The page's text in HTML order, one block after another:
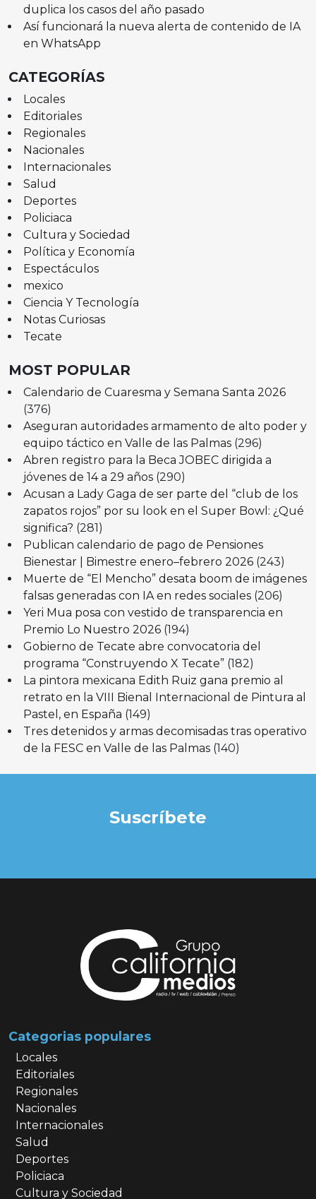
duplica los casos del año pasado
Así funcionará la nueva alerta de contenido de IA
en WhatsApp
CATEGORÍAS
Locales
Editoriales
Regionales
Nacionales
Internacionales
Salud
Deportes
Policiaca
Cultura y Sociedad
Política y Economía
Espectáculos
mexico
Ciencia Y Tecnología
Notas Curiosas
Tecate
MOST POPULAR
Calendario de Cuaresma y Semana Santa 2026
(376)
Aseguran autoridades armamento de alto poder y
equipo táctico en Valle de las Palmas (296)
Abren registro para la Beca JOBEC dirigida a
jóvenes de 14 a 29 años (290)
Acusan a Lady Gaga de ser parte del “club de los
zapatos rojos” por su look en el Super Bowl: ¿Qué
significa? (281)
Publican calendario de pago de Pensiones
Bienestar | Bimestre enero–febrero 2026 (243)
Muerte de “El Mencho” desata boom de imágenes
falsas generadas con IA en redes sociales (206)
Yeri Mua posa con vestido de transparencia en
Premio Lo Nuestro 2026 (194)
Gobierno de Tecate abre convocatoria del
programa “Construyendo X Tecate” (182)
La pintora mexicana Edith Ruiz gana premio al
retrato en la VIII Bienal Internacional de Pintura al
Pastel, en España (149)
Tres detenidos y armas decomisadas tras operativo
de la FESC en Valle de las Palmas (140)
Suscríbete
Categorias populares
Locales
Editoriales
Regionales
Nacionales
Internacionales
Salud
Deportes
Policiaca
Cultura y Sociedad